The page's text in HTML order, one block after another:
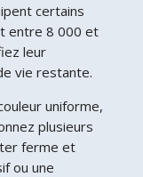
certains
entre 8 000 et
leur
vie restante.
uniforme,
plusieurs
ferme et
ou une